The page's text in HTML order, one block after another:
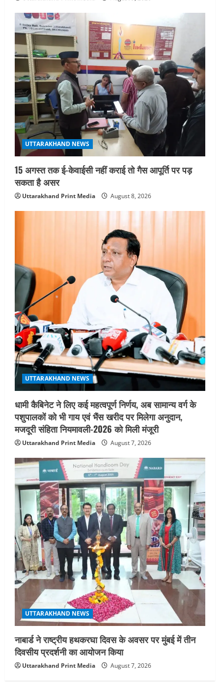
5
UTTARAKHAND NEWS
जिलाधिकारी/जिला निर्वाचन अधिकारी ने
सहसपुर विधानसभा क्षेत्र के पोलिंग बूथों का
निरीक्षण कर एसआईआर आपत्ति निस्तारण
शिविर की व्यवस्थाओं का लिया जायजा
August 6, 2026
UTTARAKHAND NEWS
15 अगस्त तक ई-केवाईसी नहीं कराई तो गैस आपूर्ति पर पड़
सकता है असर
Uttarakhand Print Media August 8, 2026
UTTARAKHAND NEWS
धामी कैबिनेट ने लिए कई महत्वपूर्ण निर्णय, अब सामान्य वर्ग के
पशुपालकों को भी गाय एवं भैंस खरीद पर मिलेगा अनुदान,
मजदूरी संहिता नियमावली-2026 को मिली मंजूरी
Uttarakhand Print Media August 7, 2026
UTTARAKHAND NEWS
नाबार्ड ने राष्ट्रीय हथकरघा दिवस के अवसर पर मुंबई में तीन
दिवसीय प्रदर्शनी का आयोजन किया
Uttarakhand Print Media August 7, 2026